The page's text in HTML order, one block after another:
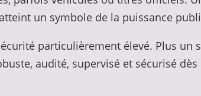
un symbole de la puissance
particulièrement élevé. Plus un
audité, supervisé et sécurisé